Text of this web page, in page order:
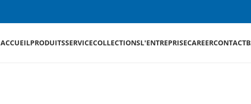
ACCUEILPRODUITSSERVICECOLLECTIONSL'ENTREPRISECAREERCONTACT